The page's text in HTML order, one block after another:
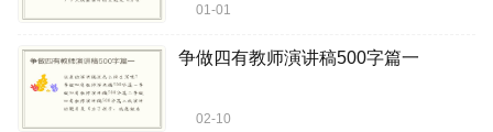
01-01
争做四有教师演讲稿500字篇一
02-10